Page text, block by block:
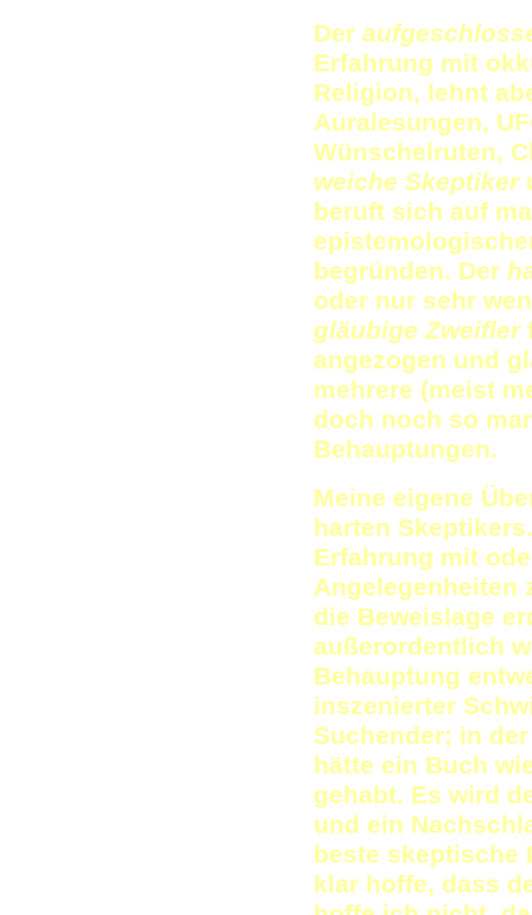
Der
Erfahrung mit
Religion, lehnt
Auralesungen,
Wünschelruten,
weiche Skeptiker
beruft sich auf
begründen. Der
oder nur sehr
gläubige Zweifler
angezogen und
mehrere (meist
doch noch so
Behauptungen.
Meine eigene
harten
Erfahrung mit
Angelegenheiten
die Beweislage
außerordentlich
Behauptung
inszenierter
Suchender; in
hätte ein Buch
gehabt. Es wird
und ein
beste skeptische
klar hoffe, dass